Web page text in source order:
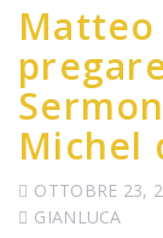
Matteo
Michel
OTTOBRE 23,
GIANLUCA